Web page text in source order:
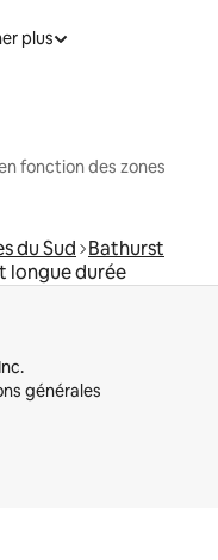
plus
fonction des zones
du Sud Bathurst
longue durée
générales